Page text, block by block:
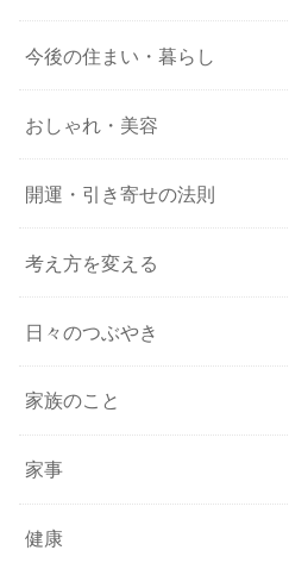
今後の住まい・暮らし
おしゃれ・美容
開運・引き寄せの法則
考え方を変える
日々のつぶやき
家族のこと
家事
健康